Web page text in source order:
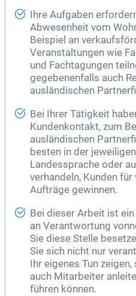
Ihre Aufgaben
Abwesenheit vom
Beispiel an
Veranstaltungen wie
und Fachtagungen
gegebenenfalls auch
ausländischen
Bei Ihrer Tätigkeit
Kundenkontakt, zum
ausländischen
besten in der jeweiligen
Landessprache oder
verhandeln, Kunden
Aufträge gewinnen.
Bei dieser Arbeit ist
an Verantwortung
Sie diese Stelle
Sie sich nicht nur
Ihr eigenes Tun zeigen,
auch Mitarbeiter
führen können.